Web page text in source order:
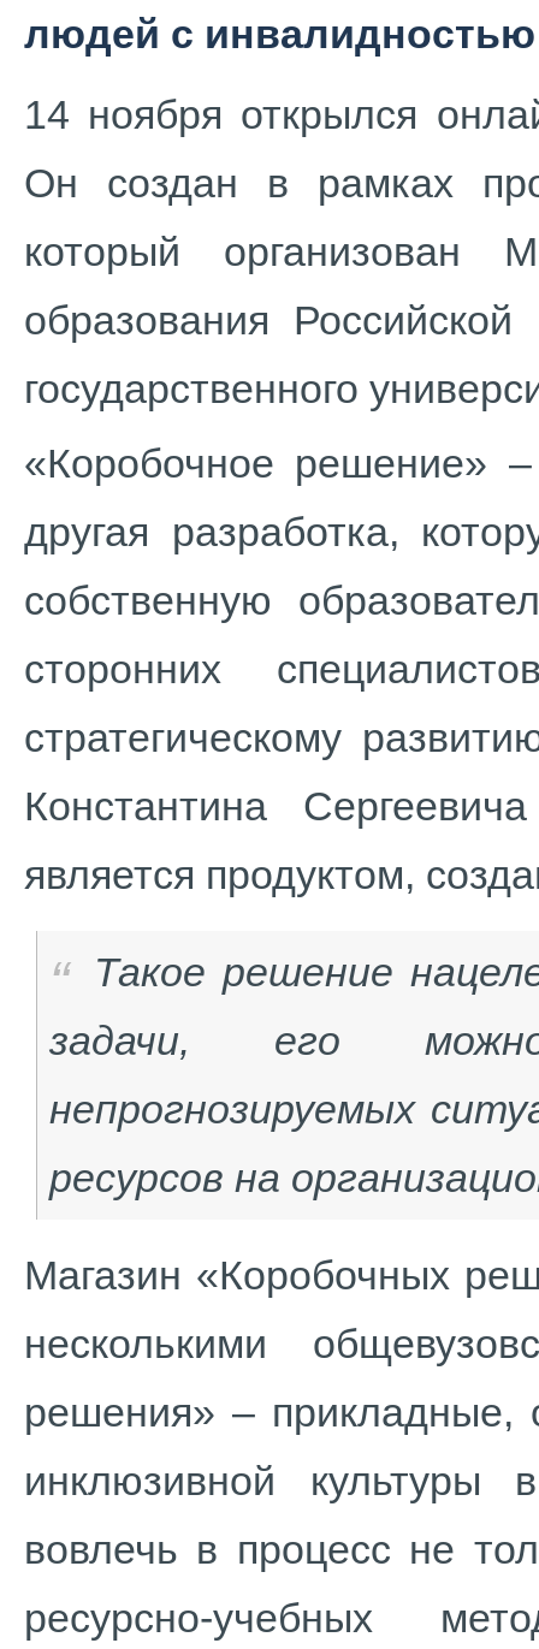
людей с
14 ноября открылся
Он создан в рамках
который организован
образования
государственного
«Коробочное решение»
другая разработка,
собственную
сторонних
стратегическому
Константина
является продуктом,
Такое решение
задачи, его
непрогнозируемых
ресурсов на
Магазин «Коробочных
несколькими
решения» – прикладные,
инклюзивной культуры
вовлечь в процесс не
ресурсно-учебных